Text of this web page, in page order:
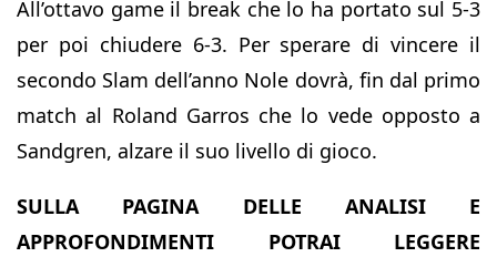
All’ottavo game il break che lo ha portato sul 5-3
per poi chiudere 6-3. Per sperare di vincere il
secondo Slam dell’anno Nole dovrà, fin dal primo
match al Roland Garros che lo vede opposto a
Sandgren, alzare il suo livello di gioco.
SULLA PAGINA DELLE ANALISI E
APPROFONDIMENTI POTRAI LEGGERE